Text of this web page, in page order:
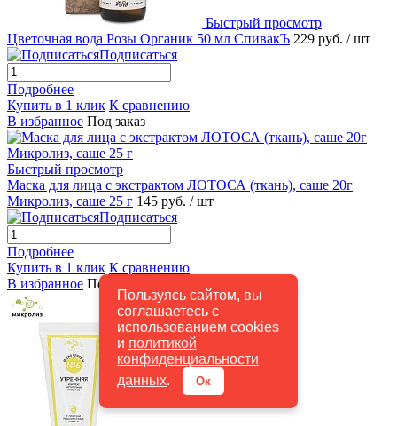
Пользуясь сайтом, вы
соглашаетесь с
использованием cookies
и политикой
конфиденциальности
данных. Ок
Быстрый просмотр
Цветочная вода Розы Органик 50 мл СпивакЪ 229 руб. / шт
Подписаться
Подробнее
Купить в 1 клик К сравнению
В избранное Под заказ
Быстрый просмотр
Маска для лица с экстрактом ЛОТОСА (ткань), саше 20г
Микролиз, саше 25 г 145 руб. / шт
Подписаться
Подробнее
Купить в 1 клик К сравнению
В избранное Под заказ